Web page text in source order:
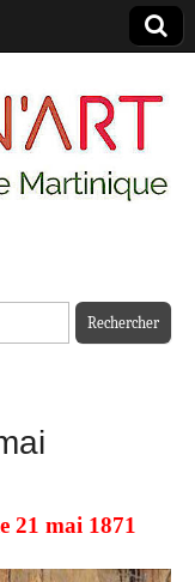
21 mai 1871